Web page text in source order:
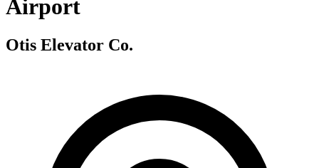
Airport
Otis Elevator Co.